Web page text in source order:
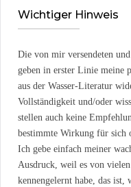
Wichtiger Hinweis
Die von mir versendeten
geben in erster Linie meine
aus der Wasser-Literatur
Vollständigkeit und/oder
stellen auch keine
bestimmte Wirkung für sich
Ich gebe einfach meiner
Ausdruck, weil es von
kennengelernt habe, das ist,